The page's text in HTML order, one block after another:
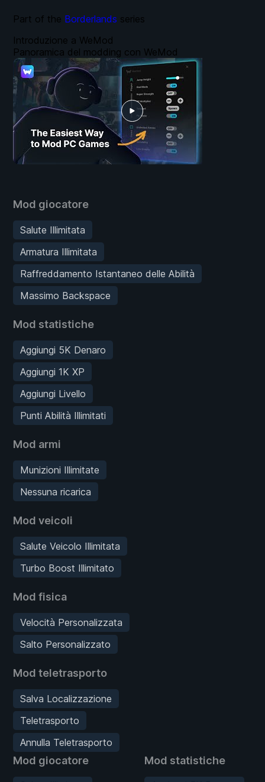
Mod giocatore
Salute Illimitata
Armatura Illimitata
Raffreddamento Istantaneo delle Abilità
Massimo Backspace
Mod statistiche
Aggiungi 5K Denaro
Aggiungi 1K XP
Aggiungi Livello
Punti Abilità Illimitati
Mod armi
Munizioni Illimitate
Nessuna ricarica
Mod veicoli
Salute Veicolo Illimitata
Turbo Boost Illimitato
Mod fisica
Velocità Personalizzata
Salto Personalizzato
Mod teletrasporto
Salva Localizzazione
Teletrasporto
Annulla Teletrasporto
Mod giocatore Mod statistiche
Introduzione a WeMod
Panoramica del modding con WeMod
Part of the Borderlands series